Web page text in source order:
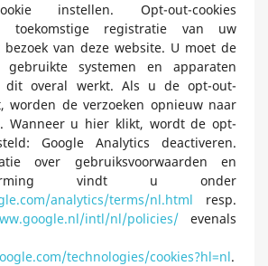
instellen. Opt-out-cookies
toekomstige registratie van uw
van deze website. U moet de
systemen en apparaten
dit overal werkt. Als u de opt-out-
worden de verzoeken opnieuw naar
Wanneer u hier klikt, wordt de opt-
Google Analytics deactiveren.
over gebruiksvoorwaarden en
vindt u onder
analytics/terms/nl.html resp.
intl/nl/policies/ evenals
technologies/cookies?hl=nl.